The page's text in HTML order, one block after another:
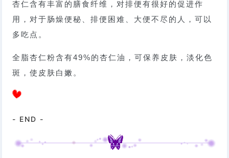
杏仁含有丰富的膳食纤维，对排便有很好的促进作
用，对于肠燥便秘、排便困难、大便不尽的人，可以
多吃点。
全脂杏仁粉含有49%的杏仁油，可保养皮肤，淡化色
斑，使皮肤白嫩。
- END -